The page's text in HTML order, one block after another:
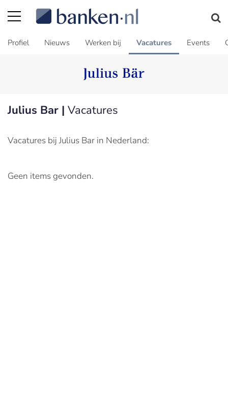
Profiel Nieuws Werken bij Vacatures Events
Julius Bar | Vacatures
Vacatures bij Julius Bar in Nederland:
Geen items gevonden.